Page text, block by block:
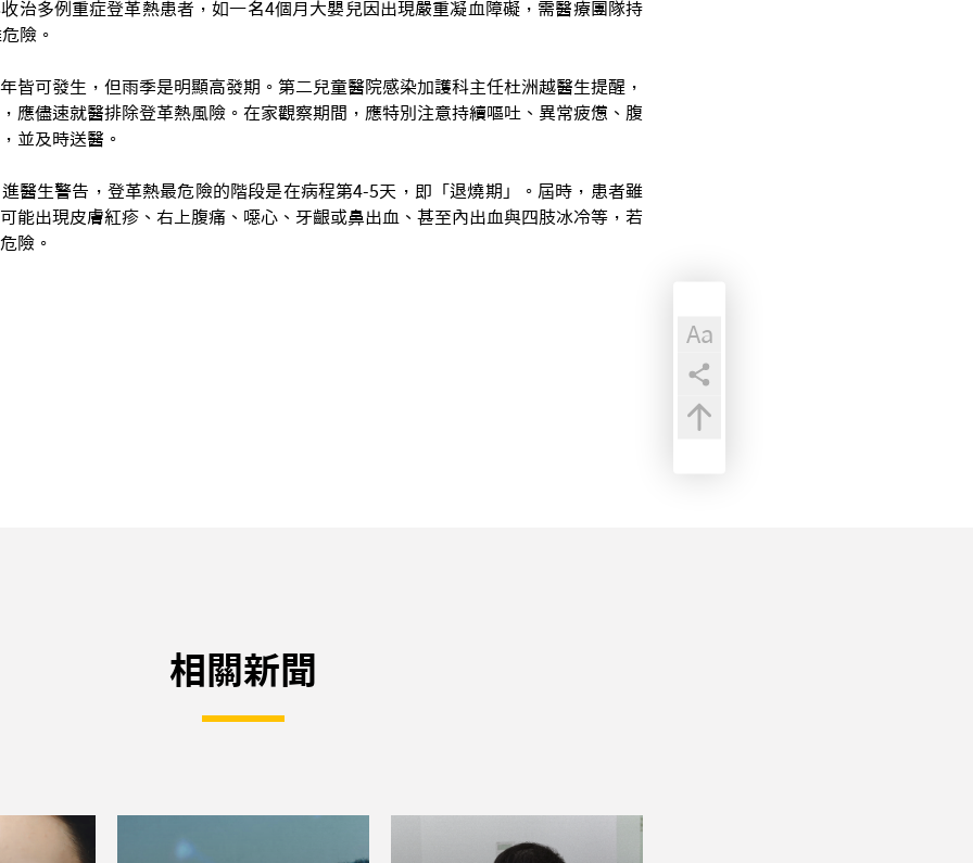
治多例重症登革熱患者，如一名4個月大嬰兒因出現嚴重凝血障礙，需醫療團隊持
險。
皆可發生，但雨季是明顯高發期。第二兒童醫院感染加護科主任杜洲越醫生提醒，
應儘速就醫排除登革熱風險。在家觀察期間，應特別注意持續嘔吐、異常疲憊、腹
並及時送醫。
醫生警告，登革熱最危險的階段是在病程第4-5天，即「退燒期」。屆時，患者雖
能出現皮膚紅疹、右上腹痛、噁心、牙齦或鼻出血、甚至內出血與四肢冰冷等，若
險。
相關新聞
Aa